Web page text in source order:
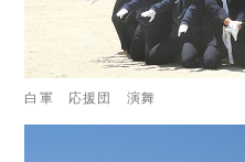
白軍 応援団 演舞